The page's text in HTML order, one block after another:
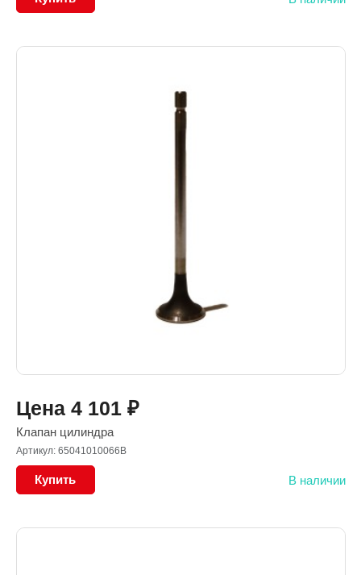
Цена 4 101 ₽
Клапан цилиндра
Артикул: 65041010066B
Купить В наличии